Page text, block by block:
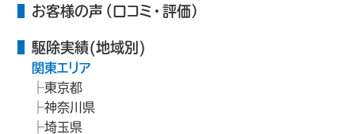
お客様の声（口コミ・評価）
駆除実績(地域別)
関東エリア
東京都
神奈川県
埼玉県